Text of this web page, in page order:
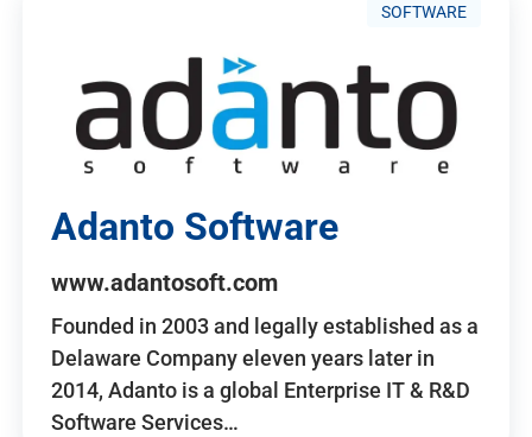
SOFTWARE
Adanto Software
www.adantosoft.com
Founded in 2003 and legally established as a
Delaware Company eleven years later in
2014, Adanto is a global Enterprise IT & R&D
Software Services…